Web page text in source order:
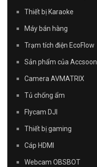
Thiết bị Karaoke
Máy bán hàng
Trạm tích điện EcoFlow
Sản phẩm của Accsoon
Camera AVMATRIX
Tủ chống ẩm
Flycam DJI
Thiết bị gaming
Cáp HDMI
Webcam OBSBOT